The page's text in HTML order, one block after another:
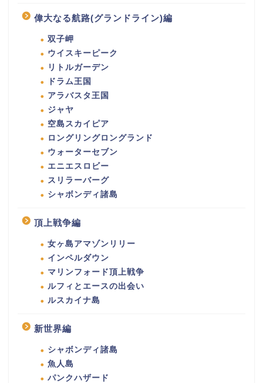
偉大なる航路(グランドライン)編
双子岬
ウイスキーピーク
リトルガーデン
ドラム王国
アラバスタ王国
ジャヤ
空島スカイピア
ロングリングロングランド
ウォーターセブン
エニエスロビー
スリラーバーグ
シャボンディ諸島
頂上戦争編
女ヶ島アマゾンリリー
インペルダウン
マリンフォード頂上戦争
ルフィとエースの出会い
ルスカイナ島
新世界編
シャボンディ諸島
魚人島
パンクハザード